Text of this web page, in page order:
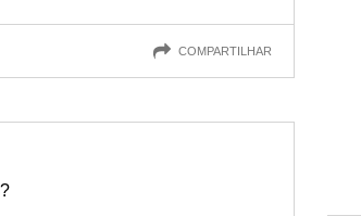
COMPARTILHAR